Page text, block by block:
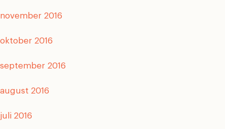
november 2016
oktober 2016
september 2016
august 2016
juli 2016